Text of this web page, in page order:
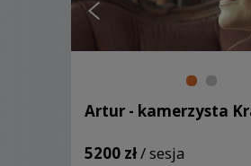
Artur - kamerzysta
5200 zł/ sesja